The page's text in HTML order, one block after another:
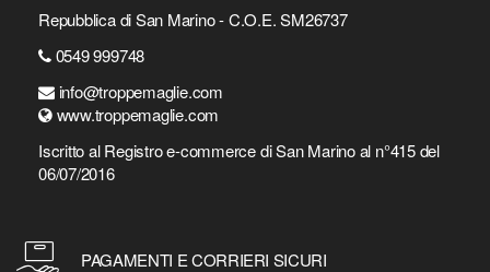
Repubblica di San Marino - C.O.E. SM26737
0549 999748
info@troppemaglie.com
www.troppemaglie.com
Iscritto al Registro e-commerce di San Marino al n°415 del
06/07/2016
PAGAMENTI E CORRIERI SICURI